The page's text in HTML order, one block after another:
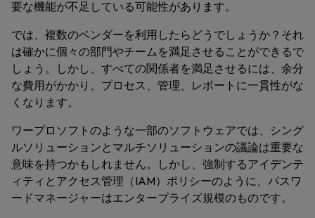
要な機能が不足している可能性があります。
では、複数のベンダーを利用したらどうでしょうか？それ
は確かに個々の部門やチームを満足させることができるで
しょう。しかし、すべての関係者を満足させるには、余分
な費用がかかり、プロセス、管理、レポートに一貫性がな
くなります。
ワープロソフトのような一部のソフトウェアでは、シング
ルソリューションとマルチソリューションの議論は重要な
意味を持つかもしれません。しかし、強制するアイデンテ
ィティとアクセス管理（IAM）ポリシーのように、パスワ
ードマネージャーはエンタープライズ規模のものです。